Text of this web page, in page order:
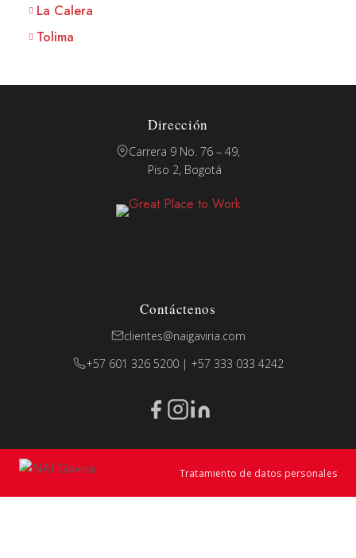
La Calera
Tolima
Dirección
Carrera 9 No. 76 – 49,
Piso 2, Bogotá
Contáctenos
clientes@naigaviria.com
+57 601 326 5200 | +57 333 033 4242
Tratamiento de datos personales